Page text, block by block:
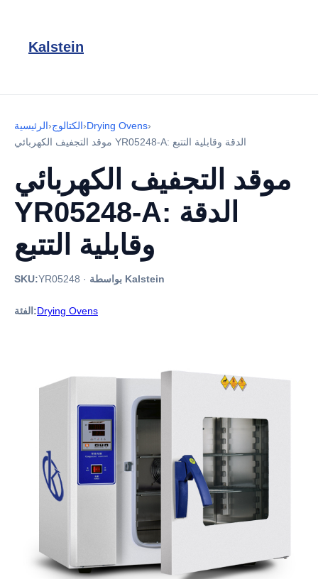
Kalstein
الرئيسية›الكتالوج›Drying Ovens›
موقد التجفيف الكهربائي YR05248-A: الدقة وقابلية التتبع
موقد التجفيف الكهربائي
YR05248-A: الدقة
وقابلية التتبع
SKU:YR05248 · بواسطة Kalstein
الفئة:Drying Ovens